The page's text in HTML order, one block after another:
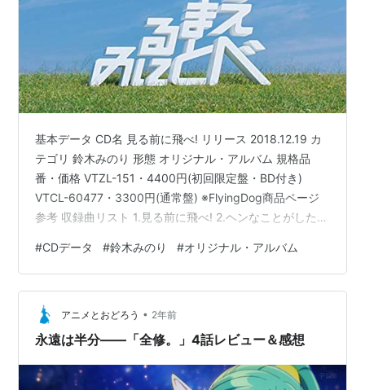
基本データ CD名 見る前に飛べ! リリース 2018.12.19 カ
テゴリ 鈴木みのり 形態 オリジナル・アルバム 規格品
番・価格 VTZL-151・4400円(初回限定盤・BD付き)
VTCL-60477・3300円(通常盤) ※FlyingDog商品ページ
参考 収録曲リスト 1.見る前に飛べ! 2.ヘンなことがした
5.Crosswalk (『あまんちゅ!～あどばんす～』OP) 6.いち
ばん最後の夏 7.半音階のレジスタンス 8.FEELING
AROUND (『ラーメン大好き小泉さん』OP) 9.わたしは
わたしになりたい 10.ast…
#CDデータ #鈴木みのり #オリジナル・アルバム
アニメとおどろう • 2年前
永遠は半分――「全修。」4話レビュー＆感想